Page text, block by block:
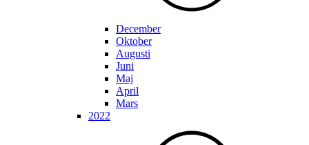
December
Oktober
Augusti
Juni
Maj
April
Mars
2022